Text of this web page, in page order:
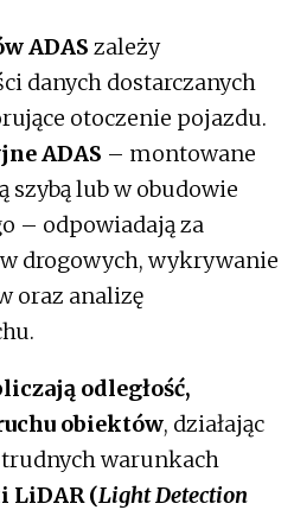
ADAS zależy
danych dostarczanych
otoczenie pojazdu.
ADAS – montowane
szybą lub w obudowie
– odpowiadają za
drogowych, wykrywanie
oraz analizę
odległość,
obiektów, działając
warunkach
LiDAR (Light Detection